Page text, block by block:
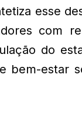
esse
com
do
bem-estar